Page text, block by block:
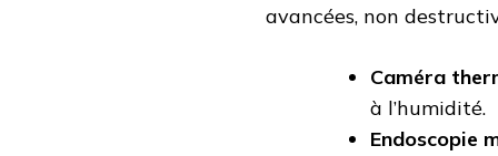
avancées, non
Caméra
à l’humidité.
Endoscopie